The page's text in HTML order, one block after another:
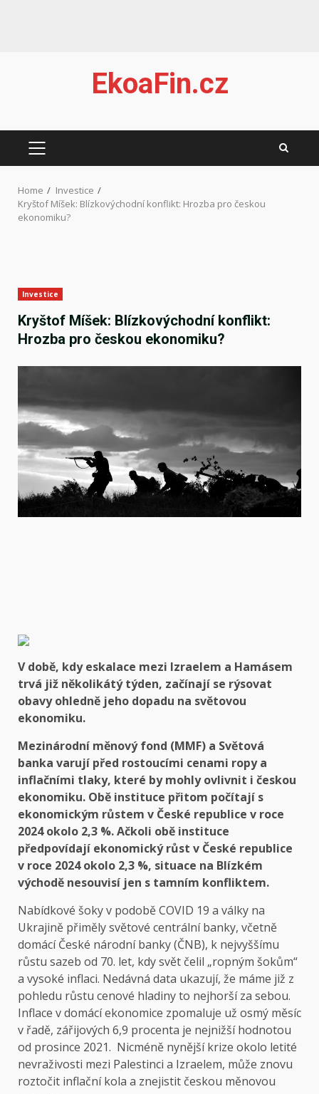
EkoaFin.cz
PRIMARY
Home
Investice
Kryštof Míšek: Blízkovýchodní konflikt: Hrozba pro českou
ekonomiku?
Investice
Kryštof Míšek: Blízkovýchodní konflikt:
Hrozba pro českou ekonomiku?
V době, kdy eskalace mezi Izraelem a Hamásem
trvá již několikátý týden, začínají se rýsovat
obavy ohledně jeho dopadu na světovou
ekonomiku.
Mezinárodní měnový fond (MMF) a Světová
banka varují před rostoucími cenami ropy a
inflačními tlaky, které by mohly ovlivnit i českou
ekonomiku. Obě instituce přitom počítají s
ekonomickým růstem v České republice v roce
2024 okolo 2,3 %. Ačkoli obě instituce
předpovídají ekonomický růst v České republice
v roce 2024 okolo 2,3 %, situace na Blízkém
východě nesouvisí jen s tamním konfliktem.
Nabídkové šoky v podobě COVID 19 a války na
Ukrajině přiměly světové centrální banky, včetně
domácí České národní banky (ČNB), k nejvyššímu
růstu sazeb od 70. let, kdy svět čelil „ropným šokům“
a vysoké inflaci. Nedávná data ukazují, že máme již z
pohledu růstu cenové hladiny to nejhorší za sebou.
Inflace v domácí ekonomice zpomaluje už osmý měsíc
v řadě, zářijových 6,9 procenta je nejnižší hodnotou
od prosince 2021. Nicméně nynější krize okolo letité
nevraživosti mezi Palestinci a Izraelem, může znovu
roztočit inflační kola a znejistit českou měnovou